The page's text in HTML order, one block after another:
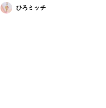
す。 裏表も楽しいし感じにな
ってます。紅葉を散策してる物
ひろミッチ